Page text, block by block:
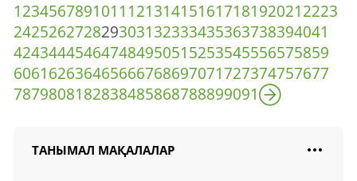
1234567891011 121314151617181920212223
242526272829303132333435363738394041
424344454647484950515253545556575859
606162636465666768697071727374757677
7879808182838485868788899091
ТАНЫМАЛ МАҚАЛАЛАР